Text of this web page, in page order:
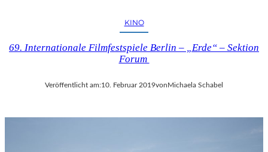
KINO
69. Internationale Filmfestspiele Berlin – „Erde“ – Sektion
Forum
Veröffentlicht am:10. Februar 2019vonMichaela Schabel